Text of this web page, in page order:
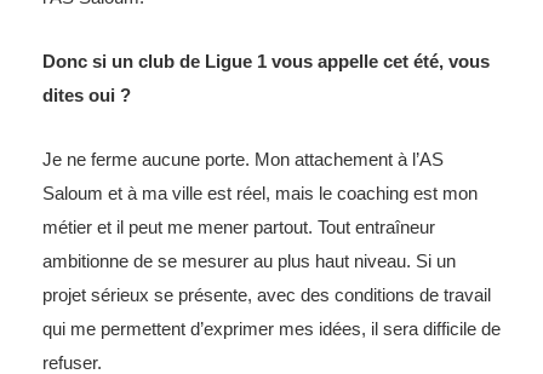
Donc si un club de Ligue 1 vous appelle cet été, vous
dites oui ?
Je ne ferme aucune porte. Mon attachement à l’AS
Saloum et à ma ville est réel, mais le coaching est mon
métier et il peut me mener partout. Tout entraîneur
ambitionne de se mesurer au plus haut niveau. Si un
projet sérieux se présente, avec des conditions de travail
qui me permettent d’exprimer mes idées, il sera difficile de
refuser.